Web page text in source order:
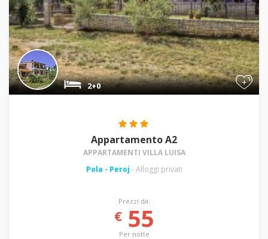
+
2+0
Appartamento A2
APPARTAMENTI VILLA LUISA
Pola - Peroj - Alloggi privati
Prezzi da:
€55
Per notte